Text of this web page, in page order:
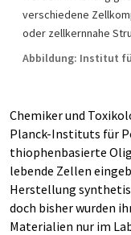
verschiedene
oder zellkernnahe
Abbildung: Institut
Chemiker und
Planck-Instituts für
thiophenbasierte
lebende Zellen
Herstellung
doch bisher wurden
Materialien nur im